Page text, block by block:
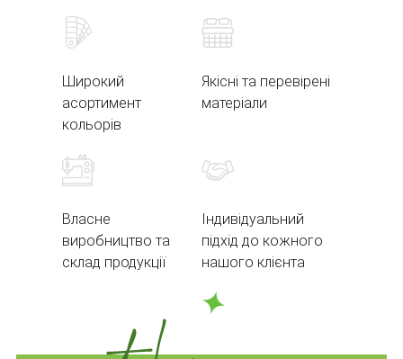
Широкий
асортимент
кольорів
Якісні та перевірені
матеріали
Власне
виробництво та
склад продукції
Індивідуальний
підхід до кожного
нашого клієнта